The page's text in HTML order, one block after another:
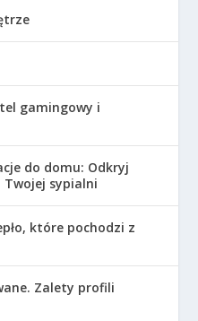
gamingowy i
do domu: Odkryj
sypialni
które pochodzi z
Zalety profili